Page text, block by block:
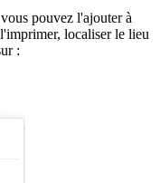
pouvez l'ajouter à
localiser le lieu
: